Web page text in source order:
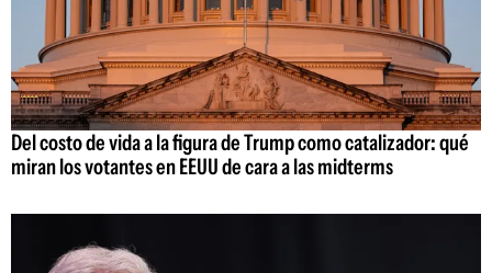
Del costo de vida a la figura de Trump como catalizador: qué
miran los votantes en EEUU de cara a las midterms